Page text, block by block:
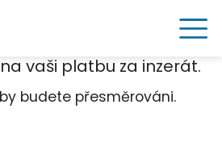
vaši platbu za inzerát.
budete přesměrováni.